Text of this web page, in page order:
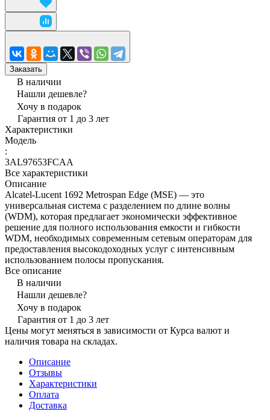
Заказать
В наличии
Нашли дешевле?
Хочу в подарок
Гарантия от 1 до 3 лет
Характеристики
Модель
:
3AL97653FCAA
Все характеристики
Описание
Alcatel-Lucent 1692 Metrospan Edge (MSE) — это
универсальная система с разделением по длине волны
(WDM), которая предлагает экономически эффективное
решение для полного использования емкости и гибкости
WDM, необходимых современным сетевым операторам для
предоставления высокодоходных услуг с интенсивным
использованием полосы пропускания.
Все описание
В наличии
Нашли дешевле?
Хочу в подарок
Гарантия от 1 до 3 лет
Цены могут меняться в зависимости от Курса валют и
наличия товара на складах.
Описание
Отзывы
Характеристики
Оплата
Доставка